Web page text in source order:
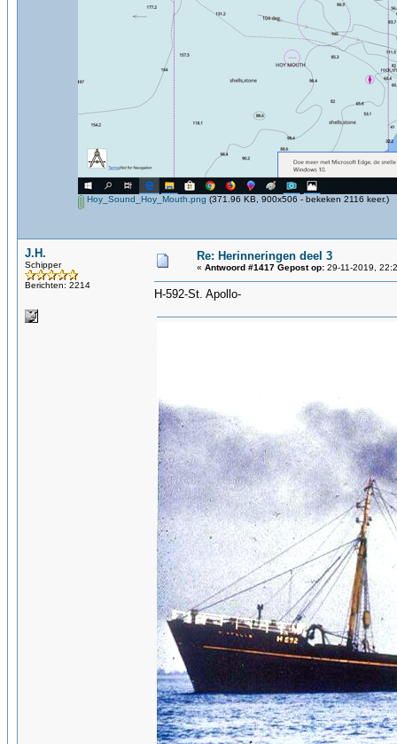
Hoy_Sound_Hoy_Mouth.png (371.96 KB, 900x506 - bekeken 2116 keer.)
J.H.
Schipper
Berichten: 2214
Re: Herinneringen deel 3
« Antwoord #1417 Gepost op: 29-11-2019,
H-592-St. Apollo-